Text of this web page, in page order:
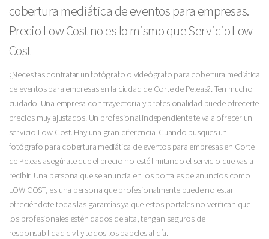
cobertura mediática de eventos para empresas.
Precio Low Cost no es lo mismo que Servicio Low
Cost
¿Necesitas contratar un fotógrafo o videógrafo para cobertura mediática
de eventos para empresas en la ciudad de Corte de Peleas?. Ten mucho
cuidado. Una empresa con trayectoria y profesionalidad puede ofrecerte
precios muy ajustados. Un profesional independiente te va a ofrecer un
servicio Low Cost. Hay una gran diferencia. Cuando busques un
fotógrafo para cobertura mediática de eventos para empresas en Corte
de Peleas asegúrate que el precio no esté limitando el servicio que vas a
recibir. Una persona que se anuncia en los portales de anuncios como
LOW COST, es una persona que profesionalmente puede no estar
ofreciéndote todas las garantías ya que estos portales no verifican que
los profesionales estén dados de alta, tengan seguros de
responsabilidad civil y todos los papeles al día.